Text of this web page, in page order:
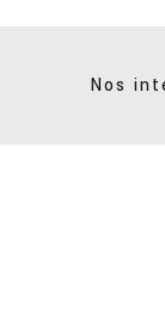
Nos